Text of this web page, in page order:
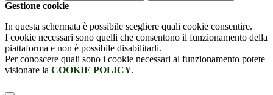
Gestione cookie
In questa schermata è possibile scegliere quali cookie consentire.
I cookie necessari sono quelli che consentono il funzionamento della
piattaforma e non è possibile disabilitarli.
Per conoscere quali sono i cookie necessari al funzionamento potete
visionare la COOKIE POLICY.